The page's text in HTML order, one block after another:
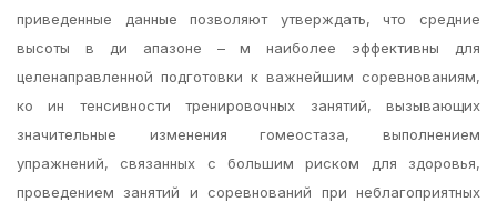
приведенные данные позволяют утверждать, что средние
высоты в ди апазоне – м наиболее эффективны для
целенаправленной подготовки к важнейшим соревнованиям,
ко ин тенсивности тренировочных занятий, вызывающих
значительные изменения гомеостаза, выполнением
упражнений, связанных с большим риском для здоровья,
проведением занятий и соревнований при неблагоприятных